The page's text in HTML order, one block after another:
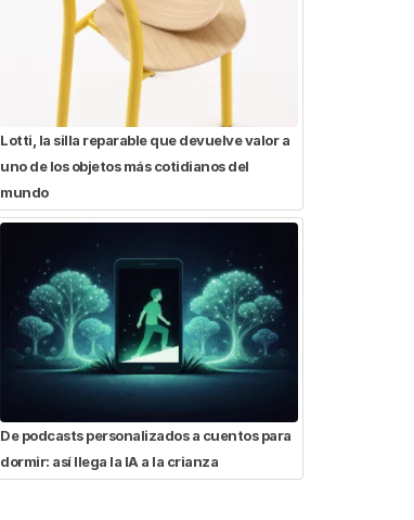
Lotti, la silla reparable que devuelve valor a
uno de los objetos más cotidianos del
mundo
De podcasts personalizados a cuentos para
dormir: así llega la IA a la crianza